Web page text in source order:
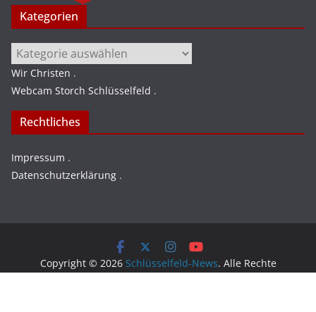
Kategorien
Kategorien
Wir Christen .
Webcam Storch Schlüsselfeld .
Rechtliches
Impressum .
Datenschutzerklärung .
Copyright © 2026 Schlüsselfeld-News. Alle Rechte